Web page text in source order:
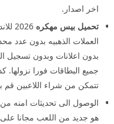
اخر اصدار.
تحميل بيس مهكره
العملات الذهبيه بدون عدد
بدون اعلانات وبدون تسجيل
جميع البطاقات فورا
تتمكن من شراء اللاعبين
الوصول الى تحديثات امنه
هو جديد من اللعب مجانا